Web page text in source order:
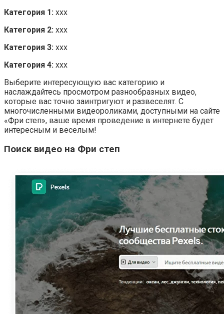
Категория 1: xxx
Категория 2: xxx
Категория 3: xxx
Категория 4: xxx
Выберите интересующую вас категорию и
наслаждайтесь просмотром разнообразных видео,
которые вас точно заинтригуют и развеселят. С
многочисленными видеороликами, доступными на сайте
«Фри степ», ваше время проведение в интернете будет
интересным и веселым!
Поиск видео на Фри степ